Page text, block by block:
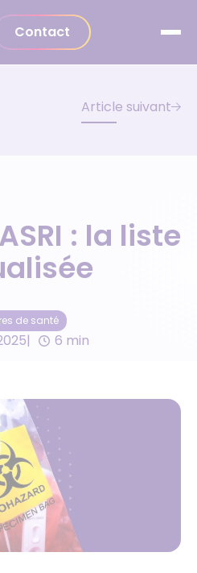
Contact
Article suivant
: la liste
de santé
6 min